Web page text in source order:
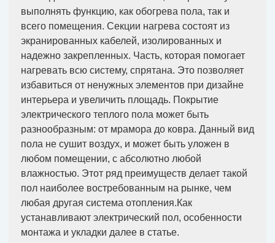
выполнять функцию, как обогрева пола, так и
всего помещения. Секции нагрева состоят из
экранированных кабелей, изолированных и
надежно закрепленных. Часть, которая помогает
нагревать всю систему, спрятана. Это позволяет
избавиться от ненужных элементов при дизайне
интерьера и увеличить площадь. Покрытие
электрического теплого пола может быть
разнообразным: от мрамора до ковра. Данный вид
пола не сушит воздух, и может быть уложен в
любом помещении, с абсолютно любой
влажностью. Этот ряд преимуществ делает такой
пол наиболее востребованным на рынке, чем
любая другая система отопления.Как
устанавливают электрический пол, особенности
монтажа и укладки далее в статье.